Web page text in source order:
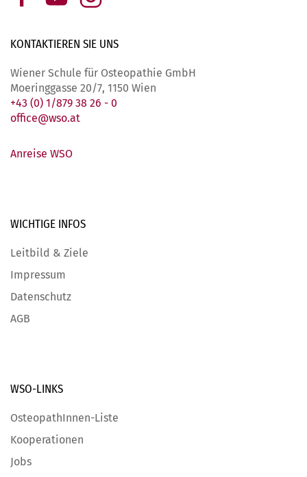
KONTAKTIEREN SIE UNS
Wiener Schule für Osteopathie GmbH
Moeringgasse 20/7, 1150 Wien
+43 (0) 1/879 38 26 - 0
office@wso.at
Anreise WSO
WICHTIGE INFOS
Leitbild & Ziele
Impressum
Datenschutz
AGB
WSO-LINKS
OsteopathInnen-Liste
Kooperationen
Jobs